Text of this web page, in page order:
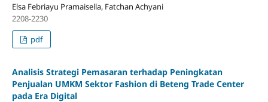
Elsa Febriayu Pramaisella, Fatchan Achyani
2208-2230
pdf
Analisis Strategi Pemasaran terhadap Peningkatan
Penjualan UMKM Sektor Fashion di Beteng Trade Center
pada Era Digital